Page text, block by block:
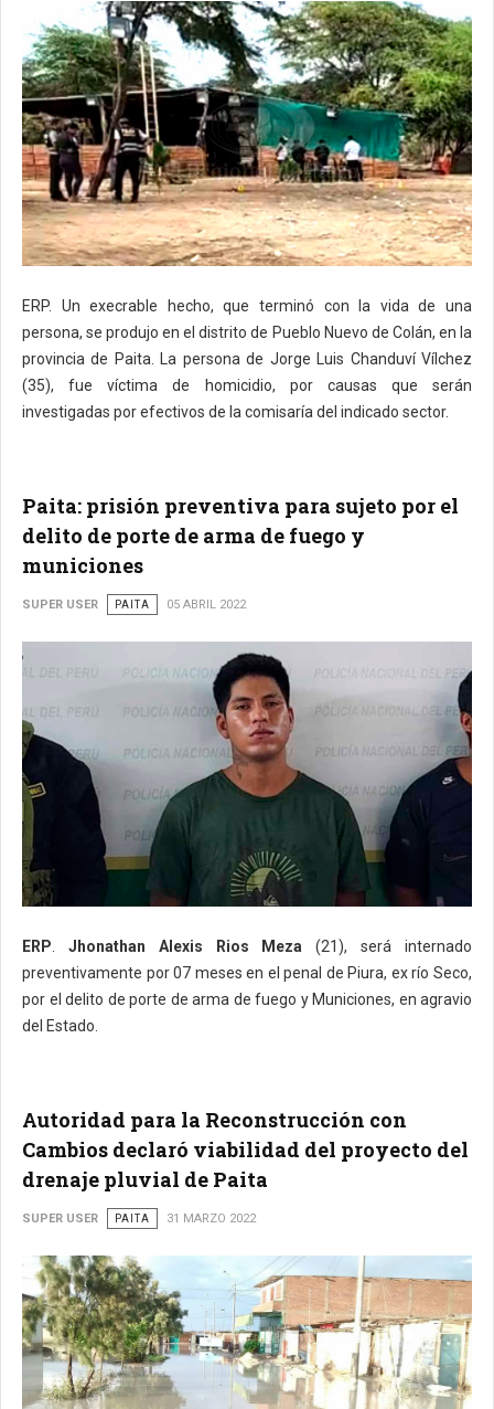
ERP. Un execrable hecho, que terminó con la vida de una
persona, se produjo en el distrito de Pueblo Nuevo de Colán, en la
provincia de Paita. La persona de Jorge Luis Chanduví Vílchez
(35), fue víctima de homicidio, por causas que serán
investigadas por efectivos de la comisaría del indicado sector.
Paita: prisión preventiva para sujeto por el
delito de porte de arma de fuego y
municiones
SUPER USER PAITA 05 ABRIL 2022
ERP Jhonathan Alexis Rios Meza (21), será internado
preventivamente por 07 meses en el penal de Piura, ex río Seco,
por el delito de porte de arma de fuego y Municiones, en agravio
del Estado.
Autoridad para la Reconstrucción con
Cambios declaró viabilidad del proyecto del
drenaje pluvial de Paita
SUPER USER PAITA 31 MARZO 2022